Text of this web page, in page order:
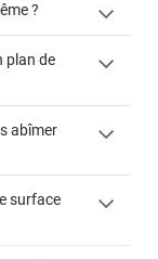
?
? »
plan de
?"
abîmer
surface